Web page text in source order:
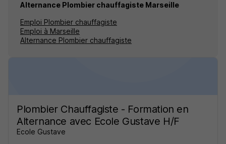
Alternance Plombier chauffagiste Marseille
Emploi Plombier chauffagiste
Emploi à Marseille
Alternance Plombier chauffagiste
Plombier Chauffagiste - Formation en
Alternance avec Ecole Gustave H/F
Ecole Gustave